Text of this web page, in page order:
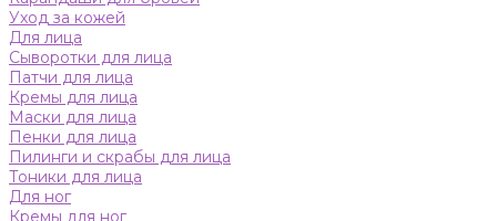
Уход за кожей
Для лица
Сыворотки для лица
Патчи для лица
Кремы для лица
Маски для лица
Пенки для лица
Пилинги и скрабы для лица
Тоники для лица
Для ног
Кремы для ног